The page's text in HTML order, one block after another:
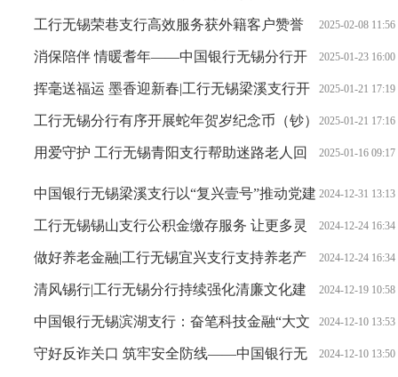
放 2025-02-08 11:56
工行无锡荣巷支行高效服务获外籍客户赞誉
2025-01-23 16:00
消保陪伴 情暖耆年——中国银行无锡分行开
展“学消保知识过大年、敬老助老暖人心”专项教育宣传活
动
2025-01-21 17:19
挥毫送福运 墨香迎新春|工行无锡梁溪支行开
展新春送祝福活动 2025-01-21 17:16
工行无锡分行有序开展蛇年贺岁纪念币（钞）
兑换服务工作 2025-01-16 09:17
用爱守护 工行无锡青阳支行帮助迷路老人回
家
2024-12-31 13:13
中国银行无锡梁溪支行以“复兴壹号”推动党建
与业务深融共进 2024-12-24 16:34
工行无锡锡山支行公积金缴存服务 让更多灵
活就业人员享受政策红利 2024-12-24 16:34
做好养老金融|工行无锡宜兴支行支持养老产
业蓬勃发展 2024-12-19 10:58
清风锡行|工行无锡分行持续强化清廉文化建
设 2024-12-10 13:53
中国银行无锡滨湖支行：奋笔科技金融“大文
章” 助力科企“攀高逐新” 2024-12-10 13:50
守好反诈关口 筑牢安全防线——中国银行无